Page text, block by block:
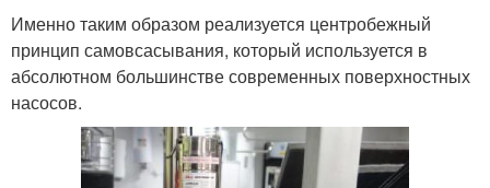
Именно таким образом реализуется центробежный
принцип самовсасывания, который используется в
абсолютном большинстве современных поверхностных
насосов.